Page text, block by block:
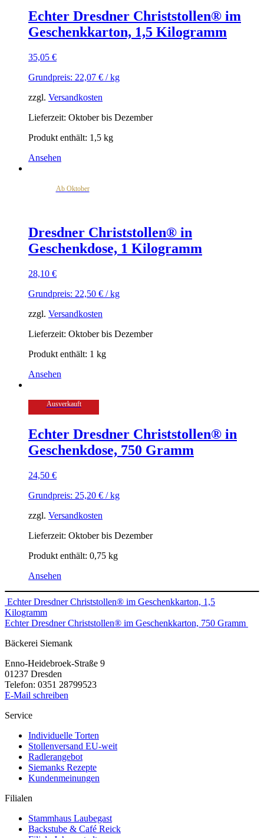
Echter Dresdner Christstollen® im
Geschenkkarton, 1,5 Kilogramm
35,05 €
Grundpreis: 22,07 € /kg
zzgl. Versandkosten
Lieferzeit: Oktober bis Dezember
Produkt enthält: 1,5 kg
Ansehen
Ab Oktober
Dresdner Christstollen® in
Geschenkdose, 1 Kilogramm
28,10 €
Grundpreis: 22,50 € /kg
zzgl. Versandkosten
Lieferzeit: Oktober bis Dezember
Produkt enthält: 1 kg
Ansehen
Ausverkauft
Echter Dresdner Christstollen® in
Geschenkdose, 750 Gramm
24,50 €
Grundpreis: 25,20 € /kg
zzgl. Versandkosten
Lieferzeit: Oktober bis Dezember
Produkt enthält: 0,75 kg
Ansehen
Beitragsnavigation
Echter Dresdner Christstollen® im Geschenkkarton, 1,5
Kilogramm
Echter Dresdner Christstollen® im Geschenkkarton, 750 Gramm
Bäckerei Siemank
Enno-Heidebroek-Straße 9
01237 Dresden
Telefon: 0351 28799523
E-Mail schreiben
Service
Individuelle Torten
Stollenversand EU-weit
Radlerangebot
Siemanks Rezepte
Kundenmeinungen
Filialen
Stammhaus Laubegast
Backstube & Café Reick